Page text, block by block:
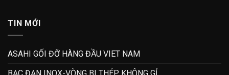
TIN MỚI
ASAHI GỐI ĐỠ HÀNG ĐẦU VIET NAM